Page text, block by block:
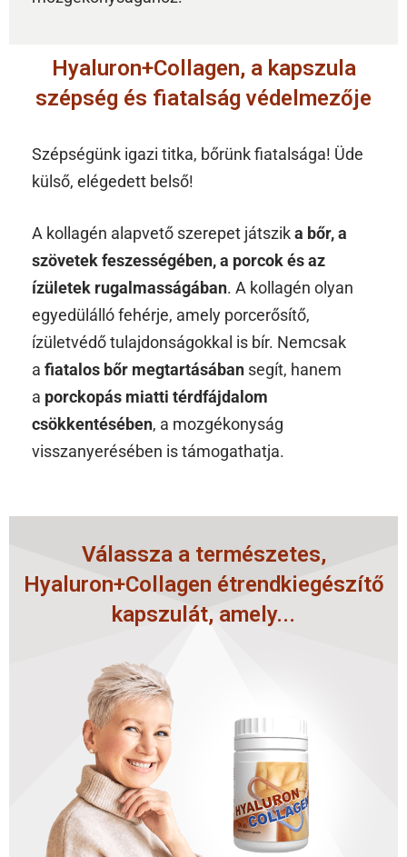
Hyaluron+Collagen, a kapszula
szépség és fiatalság védelmezője
Szépségünk igazi titka, bőrünk fiatalsága! Üde
külső, elégedett belső!
A kollagén alapvető szerepet játszika bőr, a
szövetek feszességében, a porcok és az
ízületek rugalmasságában. A kollagén olyan
egyedülálló fehérje, amely porcerősítő,
ízületvédő tulajdonságokkal is bír. Nemcsak
a fiatalos bőr megtartásában segít, hanem
a porckopás miatti térdfájdalom
csökkentésében, a mozgékonyság
visszanyerésében is támogathatja.
Válassza a természetes,
Hyaluron+Collagen étrendkiegészítő
kapszulát, amely...